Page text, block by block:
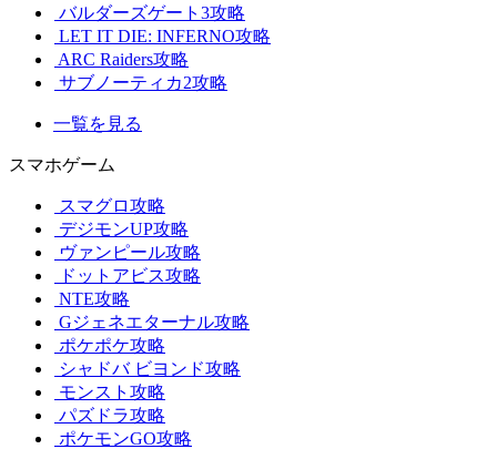
バルダーズゲート3攻略
LET IT DIE: INFERNO攻略
ARC Raiders攻略
サブノーティカ2攻略
一覧を見る
スマホゲーム
スマグロ攻略
デジモンUP攻略
ヴァンピール攻略
ドットアビス攻略
NTE攻略
Gジェネエターナル攻略
ポケポケ攻略
シャドバ ビヨンド攻略
モンスト攻略
パズドラ攻略
ポケモンGO攻略